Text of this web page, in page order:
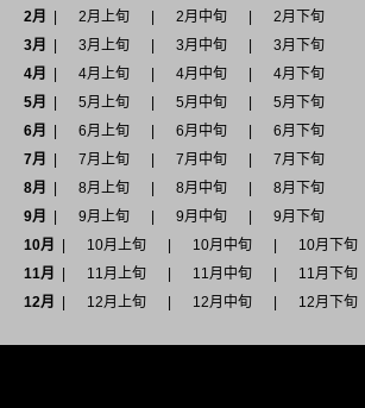
2月
2月上旬 2月中旬
2月下旬
3月
3月上旬 3月中旬
3月下旬
4月
4月上旬 4月中旬
4月下旬
5月
5月上旬 5月中旬
5月下旬
6月
6月上旬 6月中旬
6月下旬
7月
7月上旬 7月中旬
7月下旬
8月
8月上旬 8月中旬
8月下旬
9月
9月上旬 9月中旬
9月下旬
10月
10月上旬 10月中旬
10月下旬
11月
11月上旬 11月中旬
11月下旬
12月
12月上旬 12月中旬 12月下旬